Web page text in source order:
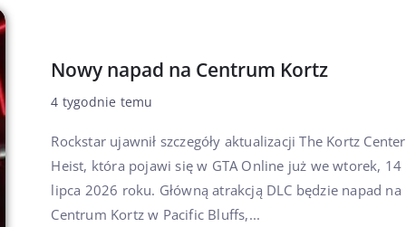
Nowy napad na Centrum Kortz
4 tygodnie temu
Rockstar ujawnił szczegóły aktualizacji The Kortz Center
Heist, która pojawi się w GTA Online już we wtorek, 14
lipca 2026 roku. Główną atrakcją DLC będzie napad na
Centrum Kortz w Pacific Bluffs,...